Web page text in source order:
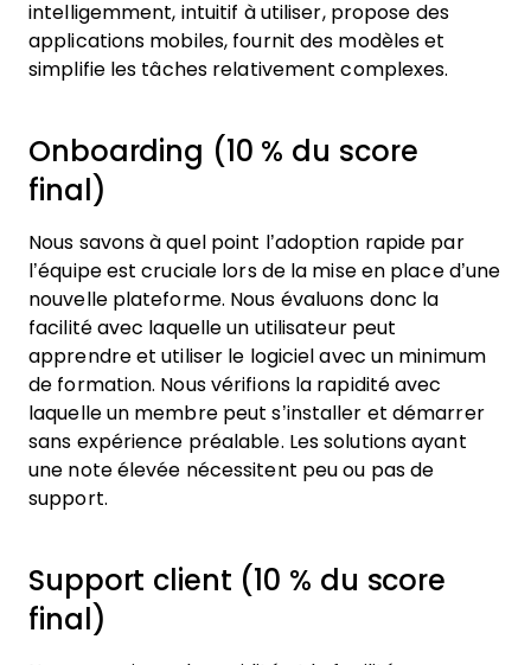
intelligemment, intuitif à utiliser, propose des
applications mobiles, fournit des modèles et
simplifie les tâches relativement complexes.
Onboarding (10 % du score
final)
Nous savons à quel point l’adoption rapide par
l’équipe est cruciale lors de la mise en place d’une
nouvelle plateforme. Nous évaluons donc la
facilité avec laquelle un utilisateur peut
apprendre et utiliser le logiciel avec un minimum
de formation. Nous vérifions la rapidité avec
laquelle un membre peut s’installer et démarrer
sans expérience préalable. Les solutions ayant
une note élevée nécessitent peu ou pas de
support.
Support client (10 % du score
final)